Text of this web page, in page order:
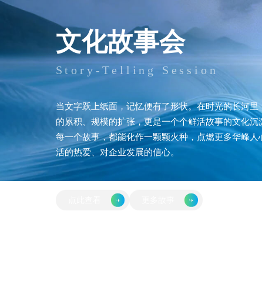
文化故事会
Story-Telling Session
当文字跃上纸面，记忆便有了形状。在时光的长河
的累积、规模的扩张，更是一个个鲜活故事的文化沉
每一个故事，都能化作一颗颗火种，点燃更多华峰人
活的热爱、对企业发展的信心。